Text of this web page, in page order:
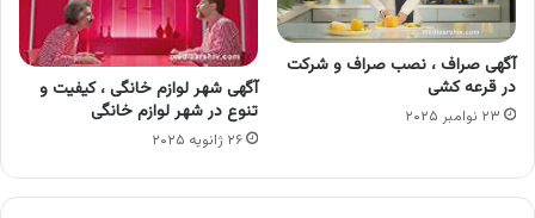
آگهی صراف ، نصب صراف و شرکت
در قرعه کشی
۲۳ نوامبر ۲۰۲۵
آگهی شهر لوازم خانگی ، کیفیت و
تنوع در شهر لوازم خانگی
۲۶ ژانویه ۲۰۲۵